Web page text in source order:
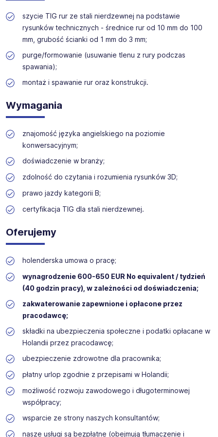
technicznych, produkcyjnych i budowlanych. Nasz zespół
zapewnia wsparcie na każdym etapie rekrutacji.
szycie TIG rur ze stali nierdzewnej na podstawie
rysunków technicznych - średnice rur od 10 mm do 100
mm, grubość ścianki od 1 mm do 3 mm;
purge/formowanie (usuwanie tlenu z rury podczas
spawania);
montaż i spawanie rur oraz konstrukcji.
Wymagania
znajomość języka angielskiego na poziomie
konwersacyjnym;
doświadczenie w branży;
zdolność do czytania i rozumienia rysunków 3D;
prawo jazdy kategorii B;
certyfikacja TIG dla stali nierdzewnej.
Oferujemy
holenderska umowa o pracę;
wynagrodzenie 600-650 EUR No equivalent / tydzień
(40 godzin pracy), w zależności od doświadczenia;
zakwaterowanie zapewnione i opłacone przez
pracodawcę;
składki na ubezpieczenia społeczne i podatki opłacane w
Holandii przez pracodawcę;
ubezpieczenie zdrowotne dla pracownika;
płatny urlop zgodnie z przepisami w Holandii;
możliwość rozwoju zawodowego i długoterminowej
współpracy;
wsparcie ze strony naszych konsultantów;
nasze usługi są bezpłatne (obejmują tłumaczenie i